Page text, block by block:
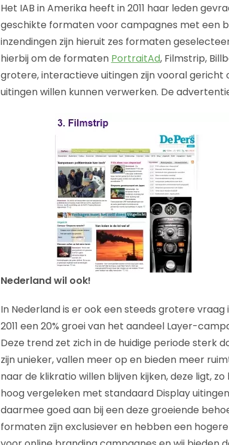
Het IAB in Amerika heeft in 2011 haar leden
geschikte formaten voor campagnes met een
inzendingen zijn hieruit zes formaten
hierbij om de formaten PortraitAd, Filmstrip,
grotere, interactieve uitingen zijn vooral
uitingen willen kunnen verwerken. De
Nederland wil ook!
In Nederland is er ook een steeds grotere
2011 een 20% groei van het aandeel Layer-
Deze trend zet zich in de huidige periode sterk
zijn unieker, vallen meer op en bieden meer
naar de klikratio willen blijven kijken, deze ligt,
hoog vergeleken met standaard Display
daarmee goed aan bij een deze groeiende
formaten zijn exclusiever en hebben een